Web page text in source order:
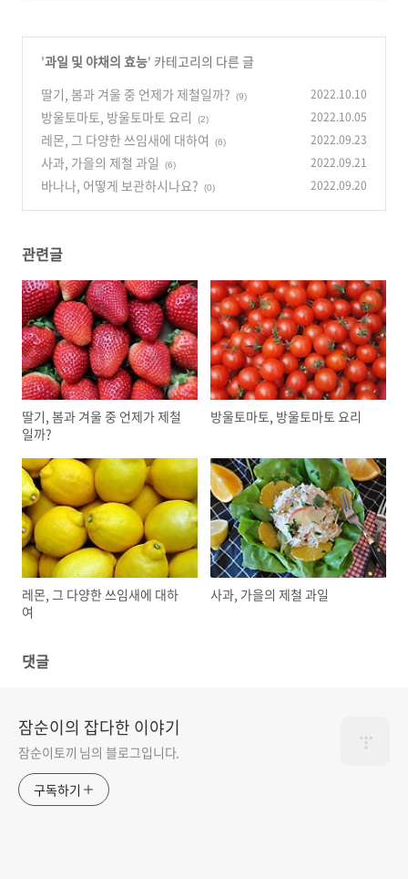
'과일 및 야채의 효능' 카테고리의 다른 글
딸기, 봄과 겨울 중 언제가 제철일까?
(9) 2022.10.10
방울토마토, 방울토마토 요리 (2) 2022.10.05
레몬, 그 다양한 쓰임새에 대하여 (6) 2022.09.23
사과, 가을의 제철 과일 (6) 2022.09.21
바나나, 어떻게 보관하시나요? (0) 2022.09.20
관련글
딸기, 봄과 겨울 중 언제가 제철
일까?
방울토마토, 방울토마토 요리
레몬, 그 다양한 쓰임새에 대하
여
사과, 가을의 제철 과일
댓글
잠순이의 잡다한 이야기
잠순이토끼 님의 블로그입니다.
구독하기